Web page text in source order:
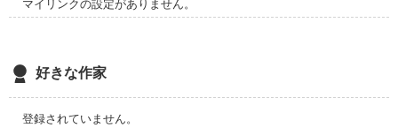
マイリンクの設定がありません。
好きな作家
登録されていません。